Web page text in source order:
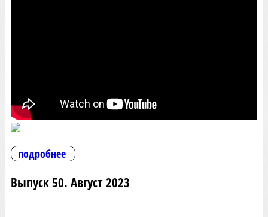
подробнее
Выпуск 50. Август 2023